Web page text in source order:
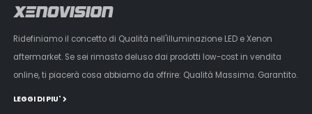
Ridefiniamo il concetto di Qualità nell'illuminazione LED e Xenon
aftermarket. Se sei rimasto deluso dai prodotti low-cost in vendita
online, ti piacerà cosa abbiamo da offrire: Qualità Massima. Garantito.
LEGGI DI PIU'